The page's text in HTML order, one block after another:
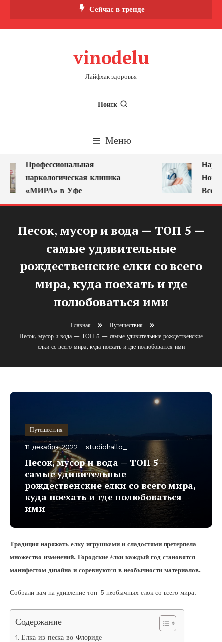
Сейчас в тренде
vinodelu
Лайфхак здоровья
Поиск
Меню
Профессиональная
наркологическая клиника
«МИРА» в Уфе
Песок, мусор и вода — ТОП 5 —
самые удивительные
рождественские елки со всего
мира, куда поехать и где
полюбоваться ими
Главная
Путешествия
Песок, мусор и вода — ТОП 5 — самые удивительные рождественские
елки со всего мира, куда поехать и где полюбоваться ими
Путешествия
11 декабря 2022 studiohallo_
Песок, мусор и вода — ТОП 5 —
самые удивительные
рождественские елки со всего мира,
куда поехать и где полюбоваться
ими
Традиция наряжать елку игрушками и сладостями претерпела
множество изменений. Городские ёлки каждый год становятся
манифестом дизайна и соревнуются в необычности материалов.
Собрали вам на удивление топ-5 необычных елок со всего мира.
Содержание
Елка из песка во Флориде